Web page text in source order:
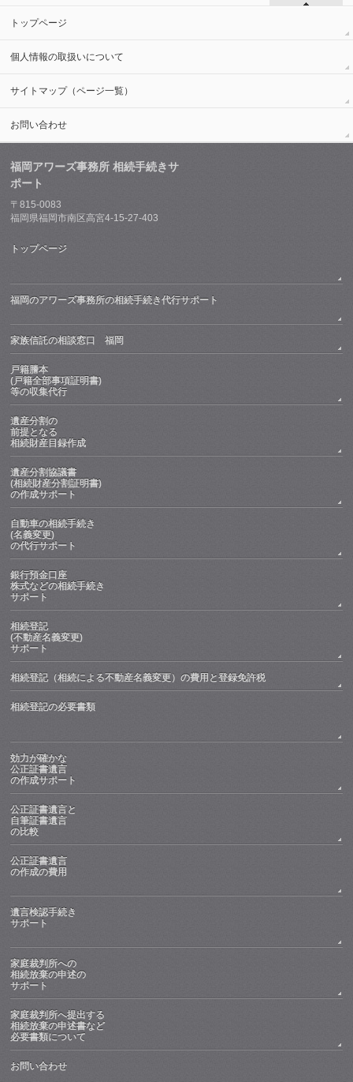
トップページ
個人情報の取扱いについて
サイトマップ（ページ一覧）
お問い合わせ
福岡アワーズ事務所 相続手続きサ
ポート
〒815-0083
福岡県福岡市南区高宮4-15-27-403
トップページ
福岡のアワーズ事務所の相続手続き代行サポート
家族信託の相談窓口 福岡
戸籍謄本
(戸籍全部事項証明書)
等の収集代行
遺産分割の
前提となる
相続財産目録作成
遺産分割協議書
(相続財産分割証明書)
の作成サポート
自動車の相続手続き
(名義変更)
の代行サポート
銀行預金口座
株式などの相続手続き
サポート
相続登記
(不動産名義変更)
サポート
相続登記（相続による不動産名義変更）の費用と登録免許税
相続登記の必要書類
効力が確かな
公正証書遺言
の作成サポート
公正証書遺言と
自筆証書遺言
の比較
公正証書遺言
の作成の費用
遺言検認手続き
サポート
家庭裁判所への
相続放棄の申述の
サポート
家庭裁判所へ提出する
相続放棄の申述書など
必要書類について
お問い合わせ